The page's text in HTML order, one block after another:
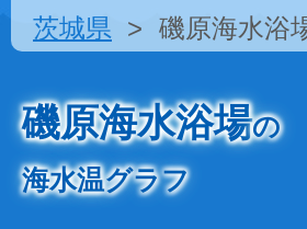
茨城県
磯原海水浴
磯原海水浴場の
海水温グラフ